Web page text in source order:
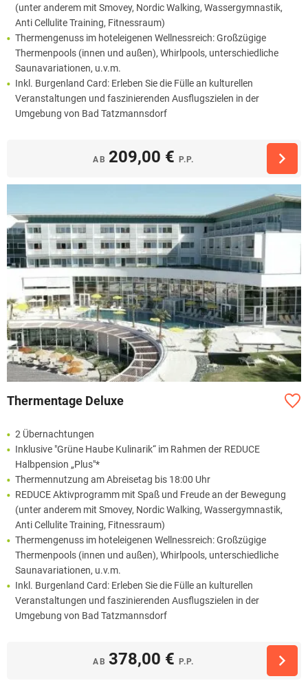
(unter anderem mit Smovey, Nordic Walking, Wassergymnastik,
Anti Cellulite Training, Fitnessraum)
Thermengenuss im hoteleigenen Wellnessreich: Großzügige
Thermenpools (innen und außen), Whirlpools, unterschiedliche
Saunavariationen, u.v.m.
Inkl. Burgenland Card: Erleben Sie die Fülle an kulturellen
Veranstaltungen und faszinierenden Ausflugszielen in der
Umgebung von Bad Tatzmannsdorf
AB 209,00 € P.P.
Thermentage Deluxe
2 Übernachtungen
Inklusive "Grüne Haube Kulinarik“ im Rahmen der REDUCE
Halbpension „Plus"*
Thermennutzung am Abreisetag bis 18:00 Uhr
REDUCE Aktivprogramm mit Spaß und Freude an der Bewegung
(unter anderem mit Smovey, Nordic Walking, Wassergymnastik,
Anti Cellulite Training, Fitnessraum)
Thermengenuss im hoteleigenen Wellnessreich: Großzügige
Thermenpools (innen und außen), Whirlpools, unterschiedliche
Saunavariationen, u.v.m.
Inkl. Burgenland Card: Erleben Sie die Fülle an kulturellen
Veranstaltungen und faszinierenden Ausflugszielen in der
Umgebung von Bad Tatzmannsdorf
AB 378,00 € P.P.